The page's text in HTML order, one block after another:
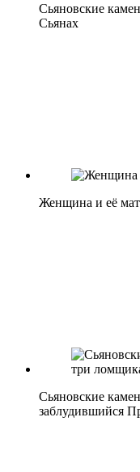
Сьяновские
Сьянах
Женщина и её
Сьяновские
заблудившийся